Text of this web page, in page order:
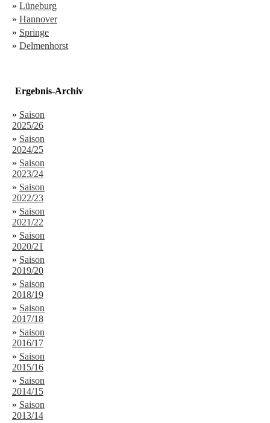
» Lüneburg
» Hannover
» Springe
» Delmenhorst
Ergebnis-Archiv
» Saison
2025/26
» Saison
2024/25
» Saison
2023/24
» Saison
2022/23
» Saison
2021/22
» Saison
2020/21
» Saison
2019/20
» Saison
2018/19
» Saison
2017/18
» Saison
2016/17
» Saison
2015/16
» Saison
2014/15
» Saison
2013/14